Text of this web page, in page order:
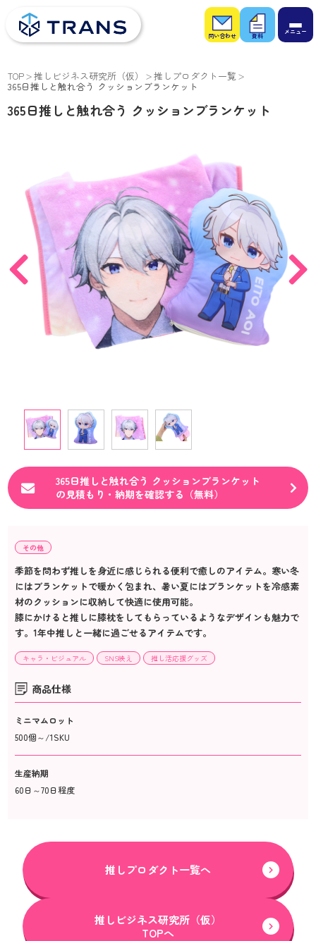
お問
い合
わせ
お役
立ち
資料
TOP 推しビジネス研究所（仮） 推しプロダクト一覧
365日推しと触れ合う クッションブランケット
365日推しと触れ合う クッションブランケット
365日推しと触れ合う クッションブランケット
の見積もり・納期を確認する（無料）
その他
季節を問わず推しを身近に感じられる便利で癒しのアイテム。寒い冬
にはブランケットで暖かく包まれ、暑い夏にはブランケットを冷感素
材のクッションに収納して快適に使用可能。
膝にかけると推しに膝枕をしてもらっているようなデザインも魅力で
す。1年中推しと一緒に過ごせるアイテムです。
キャラ・ビジュアル SNS映え 推し活応援グッズ
商品仕様
ミニマムロット
500個～/1SKU
生産納期
60日～70日程度
推しプロダクト一覧へ
推しビジネス研究所（仮）
TOPへ